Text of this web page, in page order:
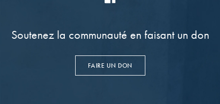
Soutenez la communauté en faisant un don
FAIRE UN DON